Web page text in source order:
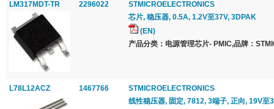
LM317MDT-TR 2296022
STMICROELECTRONICS
芯片, 稳压器, 0.5A, 1.2V至37V, 3DPAK
(EN)
产品分类：电源管理芯片- PMIC,品牌：
L78L12ACZ 1467766
STMICROELECTRONICS
线性稳压器, 固定, 7812, 3端子, 正向, 19V至